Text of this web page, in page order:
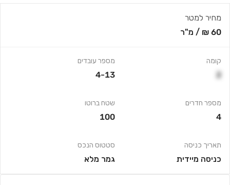
מחיר למטר
60 ₪
/ מ"ר
קומה
2
מספר חדרים
4
תאריך כניסה
כניסה מיידית
מספר עובדים
4-13
שטח ברוטו
100
סטטוס הנכס
גמר מלא